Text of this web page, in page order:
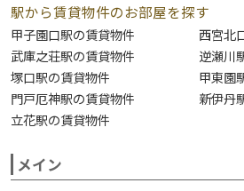
駅から賃貸物件のお部屋を探す
甲子園口駅の賃貸物件
西宮北
武庫之荘駅の賃貸物件
逆瀬川
塚口駅の賃貸物件
甲東園
門戸厄神駅の賃貸物件
新伊丹
立花駅の賃貸物件
メイン